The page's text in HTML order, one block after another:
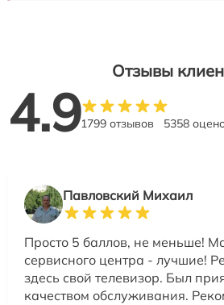
Отзывы
4.91799 отзывов 5358
Павловский Михаил
Просто 5 баллов, не меньше!
сервисного центра - лучшие!
здесь свой телевизор. Был
качеством обслуживания.